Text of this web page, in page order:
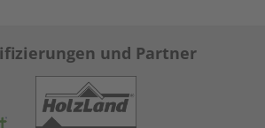
und Partner